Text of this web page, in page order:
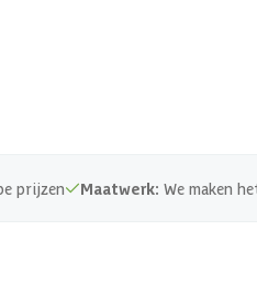
prijzen Maatwerk: We maken